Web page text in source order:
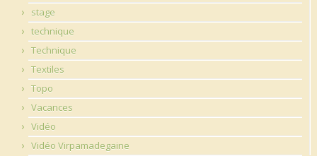
stage
technique
Technique
Textiles
Topo
Vacances
Vidéo
Vidéo Virpamadegaine